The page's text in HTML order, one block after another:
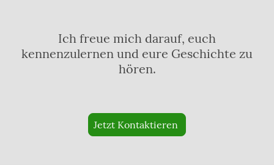
Ich freue mich darauf, euch
kennenzulernen und eure Geschichte zu
hören.
Jetzt Kontaktieren